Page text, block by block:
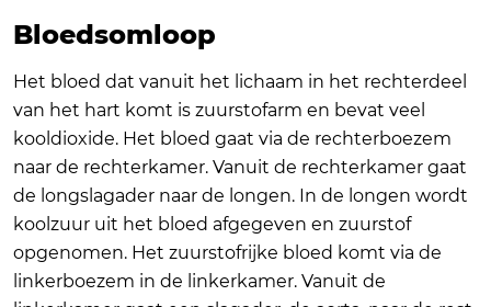
Bloedsomloop
Het bloed dat vanuit het lichaam in het rechterdeel
van het hart komt is zuurstofarm en bevat veel
kooldioxide. Het bloed gaat via de rechterboezem
naar de rechterkamer. Vanuit de rechterkamer gaat
de longslagader naar de longen. In de longen wordt
koolzuur uit het bloed afgegeven en zuurstof
opgenomen. Het zuurstofrijke bloed komt via de
linkerboezem in de linkerkamer. Vanuit de